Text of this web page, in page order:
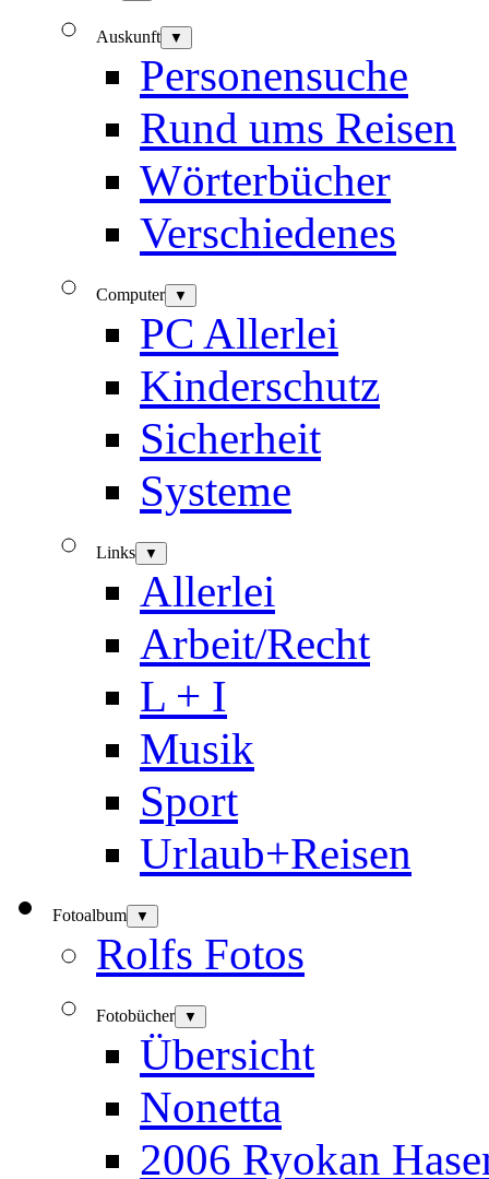
Auskunft ▼
Personensuche
Rund ums Reisen
Wörterbücher
Verschiedenes
Computer ▼
PC Allerlei
Kinderschutz
Sicherheit
Systeme
Links ▼
Allerlei
Arbeit/Recht
L + I
Musik
Sport
Urlaub+Reisen
Fotoalbum ▼
Rolfs Fotos
Fotobücher ▼
Übersicht
Nonetta
2006 Ryokan